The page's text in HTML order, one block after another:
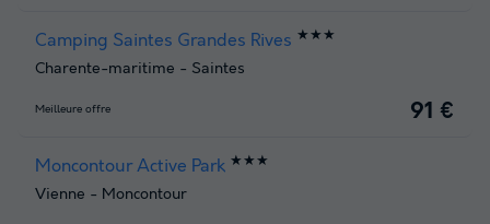
Camping Saintes Grandes Rives ★★★
Charente-maritime - Saintes
Meilleure offre 91 €
Moncontour Active Park ★★★
Vienne - Moncontour